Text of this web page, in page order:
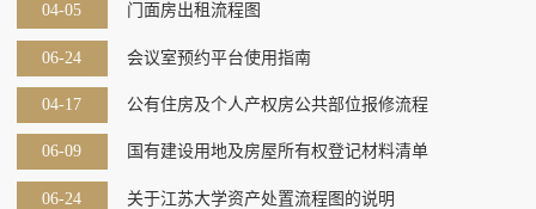
04-05 门面房出租流程图
06-24 会议室预约平台使用指南
04-17 公有住房及个人产权房公共部位报修流程
06-09 国有建设用地及房屋所有权登记材料清单
06-24 关于江苏大学资产处置流程图的说明